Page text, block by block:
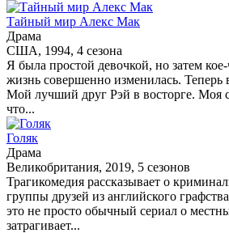
Тайный мир Алекс Мак
Драма
США, 1994, 4 сезона
Я была простой девочкой, но затем
жизнь совершенно изменилась. Теперь
Мой лучший друг Рэй в восторге. Моя
что...
Голяк
Драма
Великобритания, 2019, 5 сезонов
Трагикомедия рассказывает о
группы друзей из английского
это не просто обычный сериал о
затрагивает...